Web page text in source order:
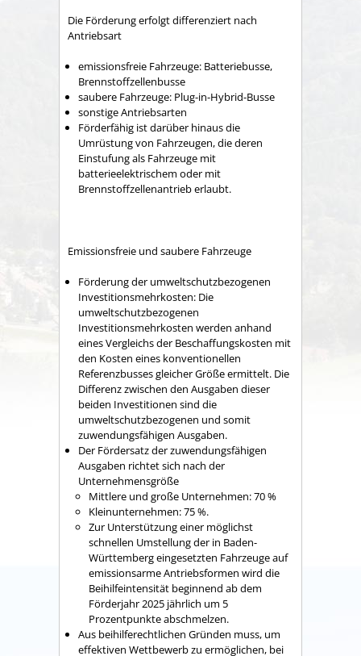
Die Förderung erfolgt differenziert nach
Antriebsart
emissionsfreie Fahrzeuge: Batteriebusse,
Brennstoffzellenbusse
saubere Fahrzeuge: Plug-in-Hybrid-Busse
sonstige Antriebsarten
Förderfähig ist darüber hinaus die
Umrüstung von Fahrzeugen, die deren
Einstufung als Fahrzeuge mit
batterieelektrischem oder mit
Brennstoffzellenantrieb erlaubt.
Emissionsfreie und saubere Fahrzeuge
Förderung der umweltschutzbezogenen
Investitionsmehrkosten: Die
umweltschutzbezogenen
Investitionsmehrkosten werden anhand
eines Vergleichs der Beschaffungskosten mit
den Kosten eines konventionellen
Referenzbusses gleicher Größe ermittelt. Die
Differenz zwischen den Ausgaben dieser
beiden Investitionen sind die
umweltschutzbezogenen und somit
zuwendungsfähigen Ausgaben.
Der Fördersatz der zuwendungsfähigen
Ausgaben richtet sich nach der
Unternehmensgröße
Mittlere und große Unternehmen: 70 %
Kleinunternehmen: 75 %.
Zur Unterstützung einer möglichst
schnellen Umstellung der in Baden-
Württemberg eingesetzten Fahrzeuge auf
emissionsarme Antriebsformen wird die
Beihilfeintensität beginnend ab dem
Förderjahr 2025 jährlich um 5
Prozentpunkte abschmelzen.
Aus beihilferechtlichen Gründen muss, um
effektiven Wettbewerb zu ermöglichen, bei